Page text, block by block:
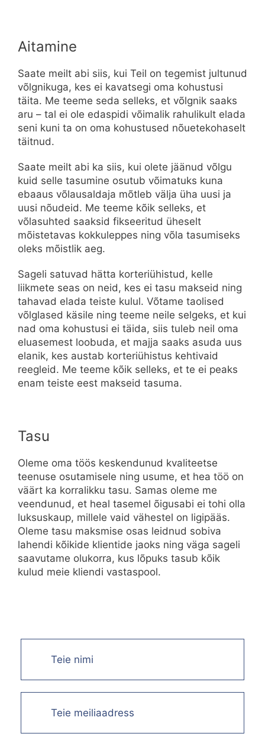
Aitamine
Saate meilt abi siis, kui Teil on tegemist jultunud
võlgnikuga, kes ei kavatsegi oma kohustusi
täita. Me teeme seda selleks, et võlgnik saaks
aru – tal ei ole edaspidi võimalik rahulikult elada
seni kuni ta on oma kohustused nõuetekohaselt
täitnud.
Saate meilt abi ka siis, kui olete jäänud võlgu
kuid selle tasumine osutub võimatuks kuna
ebaaus võlausaldaja mõtleb välja üha uusi ja
uusi nõudeid. Me teeme kõik selleks, et
võlasuhted saaksid fikseeritud üheselt
mõistetavas kokkuleppes ning võla tasumiseks
oleks mõistlik aeg.
Sageli satuvad hätta korteriühistud, kelle
liikmete seas on neid, kes ei tasu makseid ning
tahavad elada teiste kulul. Võtame taolised
võlglased käsile ning teeme neile selgeks, et kui
nad oma kohustusi ei täida, siis tuleb neil oma
eluasemest loobuda, et majja saaks asuda uus
elanik, kes austab korteriühistus kehtivaid
reegleid. Me teeme kõik selleks, et te ei peaks
enam teiste eest makseid tasuma.
Tasu
Oleme oma töös keskendunud kvaliteetse
teenuse osutamisele ning usume, et hea töö on
väärt ka korralikku tasu. Samas oleme me
veendunud, et heal tasemel õigusabi ei tohi olla
luksuskaup, millele vaid vähestel on ligipääs.
Oleme tasu maksmise osas leidnud sobiva
lahendi kõikide klientide jaoks ning väga sageli
saavutame olukorra, kus lõpuks tasub kõik
kulud meie kliendi vastaspool.